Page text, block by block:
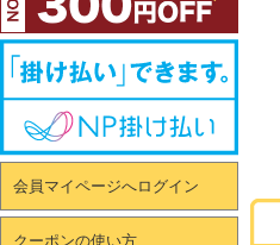
会員マイページへログイン
クーポンの使い方